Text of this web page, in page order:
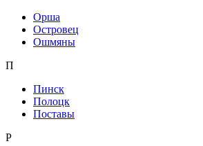
Орша
Островец
Ошмяны
П
Пинск
Полоцк
Поставы
Р